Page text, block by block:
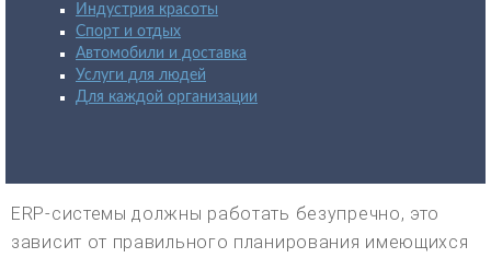
Индустрия красоты
Спорт и отдых
Автомобили и доставка
Услуги для людей
Для каждой организации
ERP-системы должны работать безупречно, это
зависит от правильного планирования имеющихся